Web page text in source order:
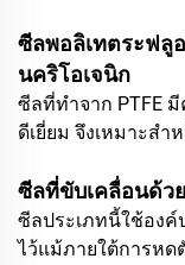
ซีลพอลิเทตระฟลูอ
นคริโอเจนิก
ซีลที่ทำจาก PTFE
ดีเยี่ยม จึงเหมาะส
ซีลที่ขับเคลื่อนด้ว
ซีลประเภทนี้ใช้องค์
ไว้แม้ภายใต้การหด